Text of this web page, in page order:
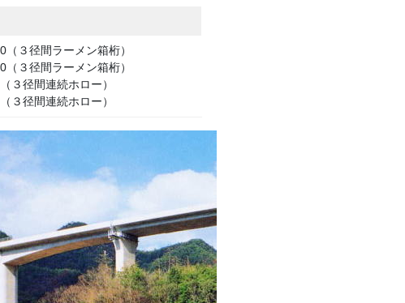
（３径間ラーメン箱桁）
（３径間ラーメン箱桁）
３径間連続ホロー）
３径間連続ホロー）